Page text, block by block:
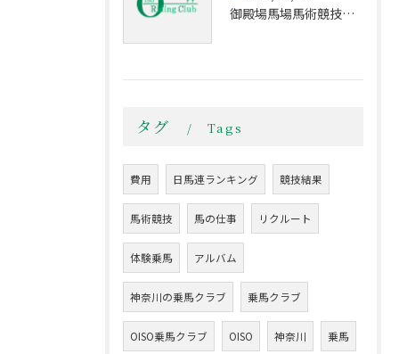
御殿場馬場馬術競技会Part Ⅱ
タグ Tags
費用 日馬連ランキング 競技結果
馬術競技 馬の仕事 リクルート
体験乗馬 アルバム
神奈川の乗馬クラブ 乗馬クラブ
OISO乗馬クラブ OISO 神奈川 乗馬